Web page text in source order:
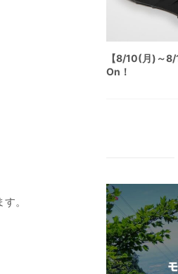
。
【8/10(月)～
On！